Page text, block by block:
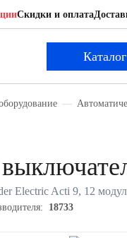
Скидки и оплата
Каталог
Electric Acti 9, 12
18733